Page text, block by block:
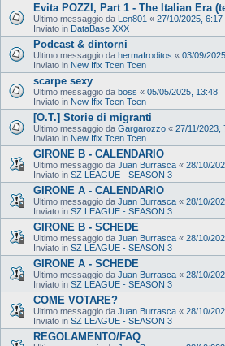
Evita POZZI, Part 1 - The Italian Era
Ultimo messaggio da Len801 « 27/10/2025, 6:17
Inviato in DataBase XXX
Podcast & dintorni
Ultimo messaggio da hermafroditos « 03/09/
Inviato in New Ifix Tcen Tcen
scarpe sexy
Ultimo messaggio da boss « 05/05/2025, 13:48
Inviato in New Ifix Tcen Tcen
[O.T.] Storie di migranti
Ultimo messaggio da Gargarozzo « 27/11/2023,
Inviato in New Ifix Tcen Tcen
GIRONE B - CALENDARIO
Ultimo messaggio da Juan Burrasca « 28/10/
Inviato in SZ LEAGUE - SEASON 3
GIRONE A - CALENDARIO
Ultimo messaggio da Juan Burrasca « 28/10/
Inviato in SZ LEAGUE - SEASON 3
GIRONE B - SCHEDE
Ultimo messaggio da Juan Burrasca « 28/10/
Inviato in SZ LEAGUE - SEASON 3
GIRONE A - SCHEDE
Ultimo messaggio da Juan Burrasca « 28/10/
Inviato in SZ LEAGUE - SEASON 3
COME VOTARE?
Ultimo messaggio da Juan Burrasca « 28/10/
Inviato in SZ LEAGUE - SEASON 3
REGOLAMENTO/FAQ